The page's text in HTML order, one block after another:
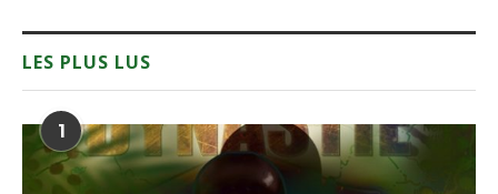
LES PLUS LUS
1